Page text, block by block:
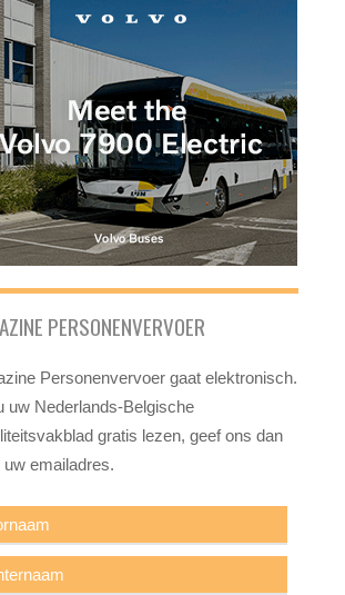
PERSONENVERVOER
Personenvervoer gaat elektronisch.
uw Nederlands-Belgische
gratis lezen, geef ons dan
uw emailadres.